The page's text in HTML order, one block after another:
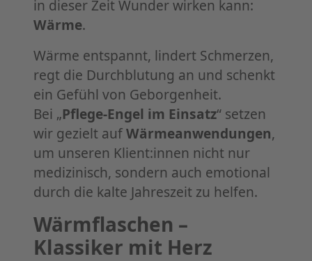
in dieser Zeit Wunder wirken kann:
Wärme.
Wärme entspannt, lindert Schmerzen,
regt die Durchblutung an und schenkt
ein Gefühl von Geborgenheit.
Bei „Pflege-Engel im Einsatz“ setzen
wir gezielt aufWärmeanwendungen,
um unseren Klient:innen nicht nur
medizinisch, sondern auch emotional
durch die kalte Jahreszeit zu helfen.
Wärmflaschen –
Klassiker mit Herz